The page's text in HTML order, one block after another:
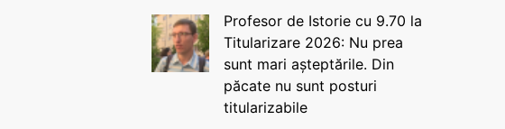
Profesor de Istorie cu 9.70 la
Titularizare 2026: Nu prea
sunt mari așteptările. Din
păcate nu sunt posturi
titularizabile